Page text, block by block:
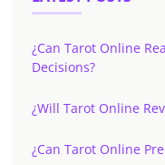
¿Can Tarot Online
Decisions?
¿Will Tarot Online
¿Can Tarot Online